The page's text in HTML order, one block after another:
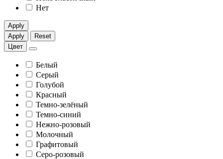
Нет
Apply
Apply
Reset
Цвет
Белый
Серый
Голубой
Красный
Темно-зелёный
Темно-синий
Нежно-розовый
Молочный
Графитовый
Серо-розовый